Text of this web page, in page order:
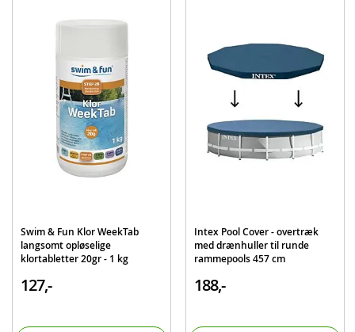
Produktdetaljer
Swim & Fun Klor WeekTab
langsomt opløselige
klortabletter 20gr - 1 kg
127,-
Intex Pool Cover - overtræk
med drænhuller til runde
rammepools 457 cm
188,-